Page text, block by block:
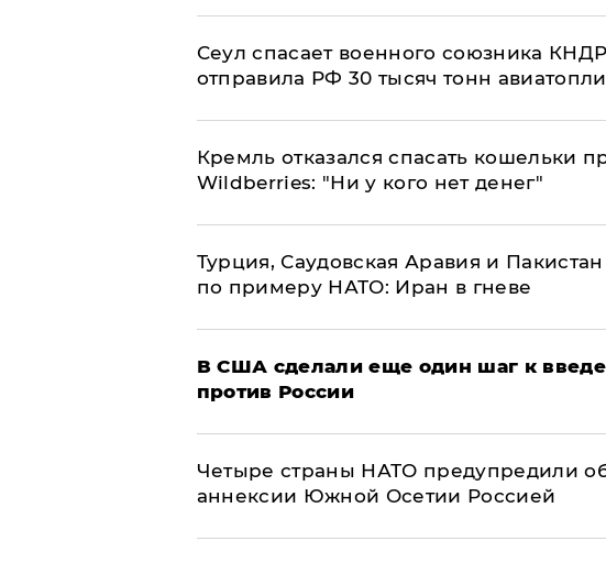
​Сеул спасает военного союзника
отправила РФ 30 тысяч тонн
Кремль отказался спасать кошельки
Wildberries: "Ни у кого нет денег"
Турция, Саудовская Аравия и
по примеру НАТО: Иран в гневе
В США сделали еще один шаг к
против России
Четыре страны НАТО предупредили
аннексии Южной Осетии Россией